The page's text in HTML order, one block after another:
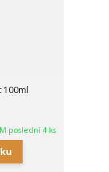
100ml
poslední 4 ks